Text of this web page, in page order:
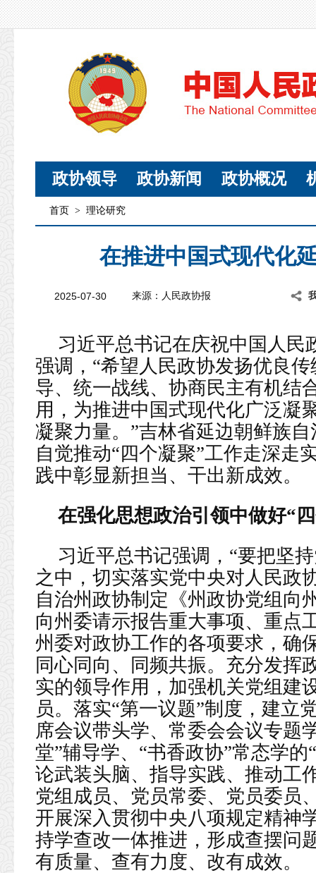
政协领导 政协新闻 政协概况
首页 > 理论研究
在推进中国式现代化
2025-07-30 来源：人民政协报
习近平总书记在庆祝中国人民
强调，“希望人民政协发扬优良
导、统一战线、协商民主有机结
用，为推进中国式现代化广泛凝
凝聚力量。”吉林省延边朝鲜族
自觉推动“四个凝聚”工作走深走
践中彰显新担当、干出新成效。
在强化思想政治引领中做好“
习近平总书记强调，“要把坚
之中，切实落实党中央对人民政
自治州政协制定《州政协党组向
向州委请示报告重大事项、重点
州委对政协工作的各项要求，确
同心同向、同频共振。充分发挥
实的领导作用，加强机关党组建
员。落实“第一议题”制度，建立
席会议带头学、常委会会议专题
堂”辅导学、“书香政协”常态学
论武装头脑、指导实践、推动工
党组成员、党员常委、党员委员
开展深入贯彻中央八项规定精神
持学查改一体推进，形成查摆问
有质量、查有力度、改有成效。